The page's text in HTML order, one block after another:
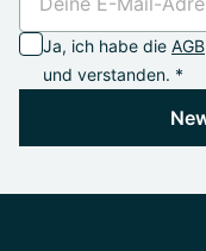
Ja, ich habe die AGB
und verstanden. *